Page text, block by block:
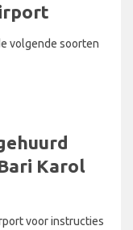
volgende soorten
Karol
voor instructies